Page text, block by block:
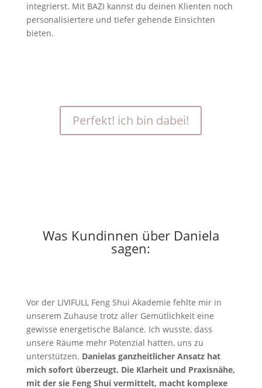
integrierst. Mit BAZI kannst du deinen Klienten noch
personalisiertere und tiefer gehende Einsichten
bieten.
Perfekt! ich bin dabei!
Was Kundinnen über Daniela
sagen:
Vor der LIVIFULL Feng Shui Akademie fehlte mir in
unserem Zuhause trotz aller Gemütlichkeit eine
gewisse energetische Balance. Ich wusste, dass
unsere Räume mehr Potenzial hatten, uns zu
unterstützen. Danielas ganzheitlicher Ansatz hat
mich sofort überzeugt. Die Klarheit und Praxisnähe,
mit der sie Feng Shui vermittelt, macht komplexe